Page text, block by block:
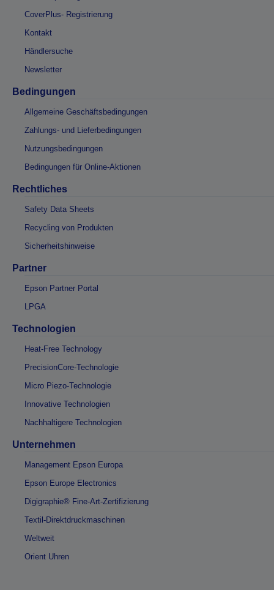
CoverPlus- Registrierung
Kontakt
Händlersuche
Newsletter
Bedingungen
Allgemeine Geschäftsbedingungen
Zahlungs- und Lieferbedingungen
Nutzungsbedingungen
Bedingungen für Online-Aktionen
Rechtliches
Safety Data Sheets
Recycling von Produkten
Sicherheitshinweise
Partner
Epson Partner Portal
LPGA
Technologien
Heat-Free Technology
PrecisionCore-Technologie
Micro Piezo-Technologie
Innovative Technologien
Nachhaltigere Technologien
Unternehmen
Management Epson Europa
Epson Europe Electronics
Digigraphie® Fine-Art-Zertifizierung
Textil-Direktdruckmaschinen
Weltweit
Orient Uhren